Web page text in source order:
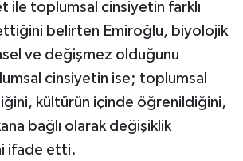
ile toplumsal cinsiyetin farklı
belirten Emiroğlu, biyolojik
ve değişmez olduğunu
cinsiyetin ise; toplumsal
kültürün içinde öğrenildiğini,
bağlı olarak değişiklik
ifade etti.